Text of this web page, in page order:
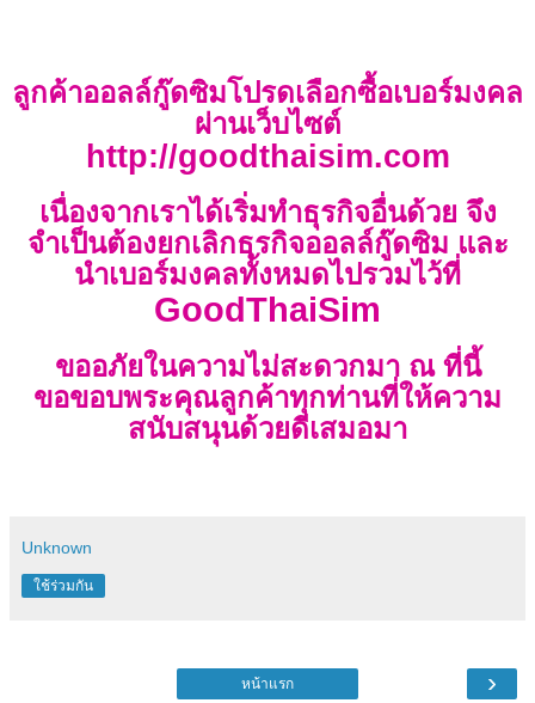
ลูกค้าออลล์กู๊ดซิมโปรดเลือกซื้อเบอร์มงคล
ผ่านเว็บไซต์
http://goodthaisim.com
เนื่องจากเราได้เริ่มทำธุรกิจอื่นด้วย จึง
จำเป็นต้องยกเลิกธุรกิจออลล์กู๊ดซิม และ
นำเบอร์มงคลทั้งหมดไปรวมไว้ที่
GoodThaiSim
ขออภัยในความไม่สะดวกมา ณ ที่นี้
ขอขอบพระคุณลูกค้าทุกท่านที่ให้ความ
สนับสนุนด้วยดีเสมอมา
Unknown
ใช้ร่วมกัน
›
หน้าแรก